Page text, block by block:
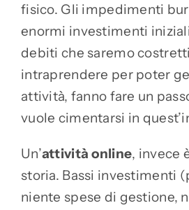
fisico. Gli impedimenti
enormi investimenti
debiti che saremo
intraprendere per poter
attività, fanno fare un
vuole cimentarsi in
Un’attività online, invece
storia. Bassi investimenti
niente spese di gestione,